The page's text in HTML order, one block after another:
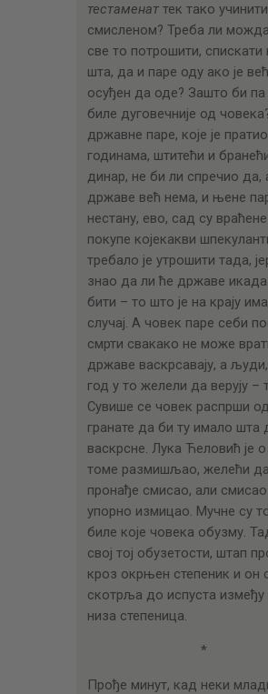
тестаменаттек тако учинити
смисленом? Треба ли
све то потрошити, спискати
шта, да и паре оду ако је
осуђен да оде? Зашто би па
биле дуговечније од
државне паре, које је пратио
годинама, штитећи и
динар, не би ли спречио да,
државе већ нема, и њене
нестану, ево, сад су
покупе којекакви
требало је утрошити тада,
знао да ли ће државе
бити – то што је на крају
случај. А човек паре себи
смрти свакако не може
државе васкрсавају, а
год у то желели да верују –
Сувише се човек распрши од
гранате да би ту имало шта
васкрсне. Лука Ћеловић је
томе размишљао, желећи да
пронађе смисао, али смисао
упорно измицао. Мучне су
биле које човека обузму.
свој тој обузетости, штап
кроз окрњен степеник и он
скотрља до испуста између
низа степеница.
*
Прође минут, кад неки